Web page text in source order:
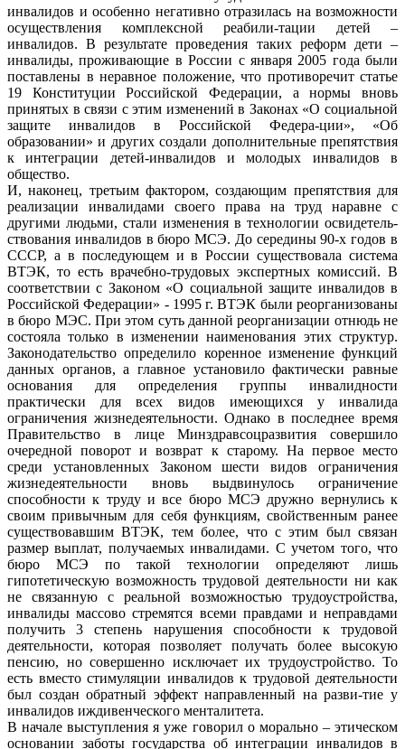
инвалидов и особенно негативно отразилась на возможности
осуществления комплексной реабили-тации детей –
инвалидов. В результате проведения таких реформ дети –
инвалиды, проживающие в России с января 2005 года были
поставлены в неравное положение, что противоречит статье
19 Конституции Российской Федерации, а нормы вновь
принятых в связи с этим изменений в Законах «О социальной
защите инвалидов в Российской Федера-ции», «Об
образовании» и других создали дополнительные препятствия
к интеграции детей-инвалидов и молодых инвалидов в
общество.
И, наконец, третьим фактором, создающим препятствия для
реализации инвалидами своего права на труд наравне с
другими людьми, стали изменения в технологии освидетель-
ствования инвалидов в бюро МСЭ. До середины 90-х годов в
СССР, а в последующем и в России существовала система
ВТЭК, то есть врачебно-трудовых экспертных комиссий. В
соответствии с Законом «О социальной защите инвалидов в
Российской Федерации» - 1995 г. ВТЭК были реорганизованы
в бюро МЭС. При этом суть данной реорганизации отнюдь не
состояла только в изменении наименования этих структур.
Законодательство определило коренное изменение функций
данных органов, а главное установило фактически равные
основания для определения группы инвалидности
практически для всех видов имеющихся у инвалида
ограничения жизнедеятельности. Однако в последнее время
Правительство в лице Минздравсоцразвития совершило
очередной поворот и возврат к старому. На первое место
среди установленных Законом шести видов ограничения
жизнедеятельности вновь выдвинулось ограничение
способности к труду и все бюро МСЭ дружно вернулись к
своим привычным для себя функциям, свойственным ранее
существовавшим ВТЭК, тем более, что с этим был связан
размер выплат, получаемых инвалидами. С учетом того, что
бюро МСЭ по такой технологии определяют лишь
гипотетическую возможность трудовой деятельности ни как
не связанную с реальной возможностью трудоустройства,
инвалиды массово стремятся всеми правдами и неправдами
получить 3 степень нарушения способности к трудовой
деятельности, которая позволяет получать более высокую
пенсию, но совершенно исключает их трудоустройство. То
есть вместо стимуляции инвалидов к трудовой деятельности
был создан обратный эффект направленный на разви-тие у
инвалидов иждивенческого менталитета.
В начале выступления я уже говорил о морально – этическом
основании заботы государства об интеграции инвалидов в